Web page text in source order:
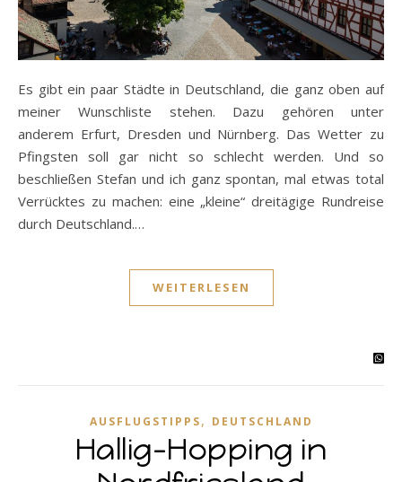
Es gibt ein paar Städte in Deutschland, die ganz oben auf
meiner Wunschliste stehen. Dazu gehören unter
anderem Erfurt, Dresden und Nürnberg. Das Wetter zu
Pfingsten soll gar nicht so schlecht werden. Und so
beschließen Stefan und ich ganz spontan, mal etwas total
Verrücktes zu machen: eine „kleine“ dreitägige Rundreise
durch Deutschland.…
WEITERLESEN
AUSFLUGSTIPPS, DEUTSCHLAND
Hallig-Hopping in